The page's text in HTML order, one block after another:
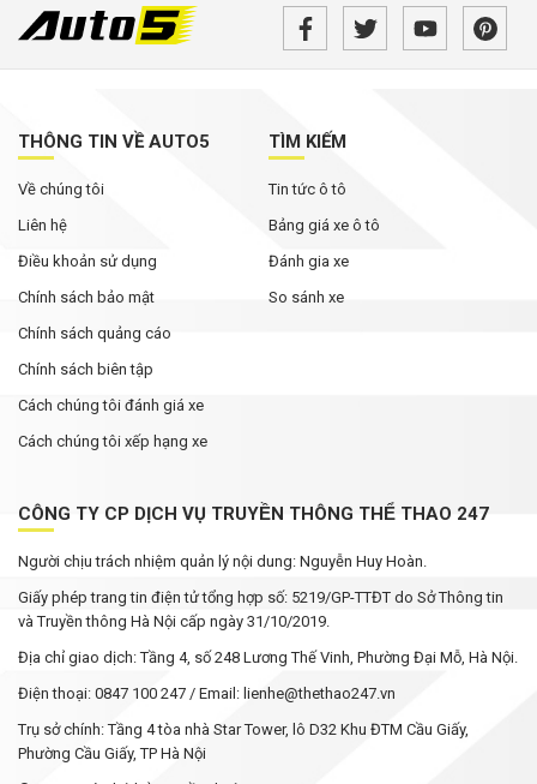
THÔNG TIN VỀ AUTO5
Về chúng tôi
Liên hệ
Điều khoản sử dụng
Chính sách bảo mật
Chính sách quảng cáo
Chính sách biên tập
Cách chúng tôi đánh giá xe
Cách chúng tôi xếp hạng xe
TÌM KIẾM
Tin tức ô tô
Bảng giá xe ô tô
Đánh gia xe
So sánh xe
CÔNG TY CP DỊCH VỤ TRUYỀN THÔNG THỂ THAO 247
Người chịu trách nhiệm quản lý nội dung: Nguyễn Huy Hoàn.
Giấy phép trang tin điện tử tổng hợp số: 5219/GP-TTĐT do Sở Thông tin
và Truyền thông Hà Nội cấp ngày 31/10/2019.
Địa chỉ giao dịch: Tầng 4, số 248 Lương Thế Vinh, Phường Đại Mỗ, Hà Nội.
Điện thoại: 0847 100 247 / Email: lienhe@thethao247.vn
Trụ sở chính: Tầng 4 tòa nhà Star Tower, lô D32 Khu ĐTM Cầu Giấy,
Phường Cầu Giấy, TP Hà Nội